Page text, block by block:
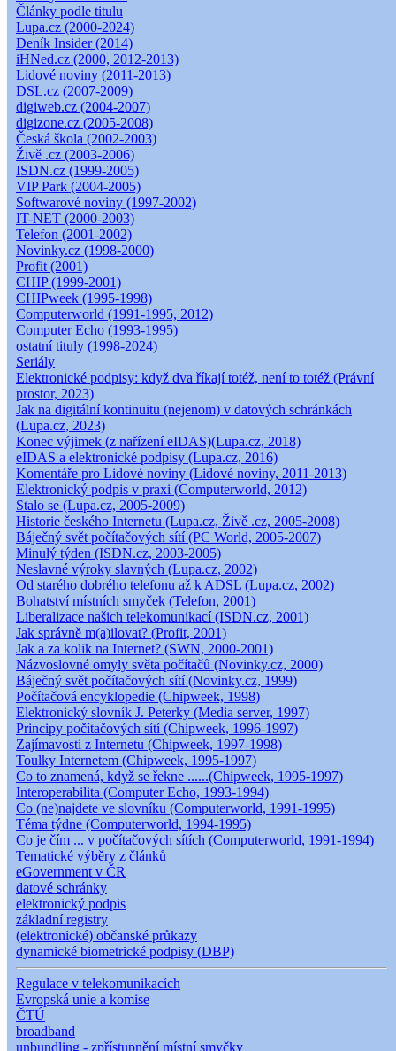
Články podle titulu
Lupa.cz (2000-2024)
Deník Insider (2014)
iHNed.cz (2000, 2012-2013)
Lidové noviny (2011-2013)
DSL.cz (2007-2009)
digiweb.cz (2004-2007)
digizone.cz (2005-2008)
Česká škola (2002-2003)
Živě .cz (2003-2006)
ISDN.cz (1999-2005)
VIP Park (2004-2005)
Softwarové noviny (1997-2002)
IT-NET (2000-2003)
Telefon (2001-2002)
Novinky.cz (1998-2000)
Profit (2001)
CHIP (1999-2001)
CHIPweek (1995-1998)
Computerworld (1991-1995, 2012)
Computer Echo (1993-1995)
ostatní tituly (1998-2024)
Seriály
Elektronické podpisy: když dva říkají totéž, není to totéž (Právní
prostor, 2023)
Jak na digitální kontinuitu (nejenom) v datových schránkách
(Lupa.cz, 2023)
Konec výjimek (z nařízení eIDAS)(Lupa.cz, 2018)
eIDAS a elektronické podpisy (Lupa.cz, 2016)
Komentáře pro Lidové noviny (Lidové noviny, 2011-2013)
Elektronický podpis v praxi (Computerworld, 2012)
Stalo se (Lupa.cz, 2005-2009)
Historie českého Internetu (Lupa.cz, Živě .cz, 2005-2008)
Báječný svět počítačových sítí (PC World, 2005-2007)
Minulý týden (ISDN.cz, 2003-2005)
Neslavné výroky slavných (Lupa.cz, 2002)
Od starého dobrého telefonu až k ADSL (Lupa.cz, 2002)
Bohatství místních smyček (Telefon, 2001)
Liberalizace našich telekomunikací (ISDN.cz, 2001)
Jak správně m(a)ilovat? (Profit, 2001)
Jak a za kolik na Internet? (SWN, 2000-2001)
Názvoslovné omyly světa počítačů (Novinky.cz, 2000)
Báječný svět počítačových sítí (Novinky.cz, 1999)
Počítačová encyklopedie (Chipweek, 1998)
Elektronický slovník J. Peterky (Media server, 1997)
Principy počítačových sítí (Chipweek, 1996-1997)
Zajímavosti z Internetu (Chipweek, 1997-1998)
Toulky Internetem (Chipweek, 1995-1997)
Co to znamená, když se řekne ......(Chipweek, 1995-1997)
Interoperabilita (Computer Echo, 1993-1994)
Co (ne)najdete ve slovníku (Computerworld, 1991-1995)
Téma týdne (Computerworld, 1994-1995)
Co je čím ... v počítačových sítích (Computerworld, 1991-1994)
Tematické výběry z článků
eGovernment v ČR
datové schránky
elektronický podpis
základní registry
(elektronické) občanské průkazy
dynamické biometrické podpisy (DBP)
Regulace v telekomunikacích
Evropská unie a komise
ČTÚ
broadband
unbundling - zpřístupnění místní smyčky